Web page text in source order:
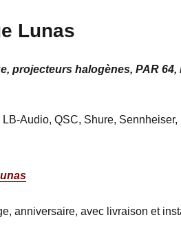
Lunas
projecteurs halogènes, PAR 64,
Audio, QSC, Shure, Sennheiser,
anniversaire, avec livraison et